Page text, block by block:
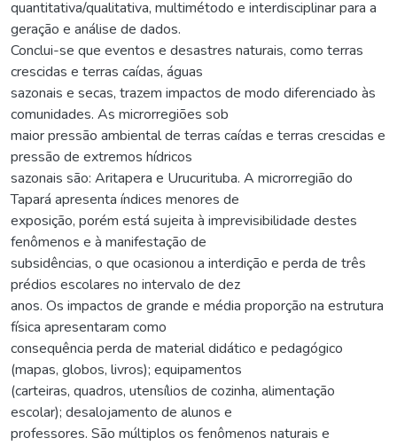
quantitativa/qualitativa, multimétodo e interdisciplinar para a
geração e análise de dados.
Conclui-se que eventos e desastres naturais, como terras
crescidas e terras caídas, águas
sazonais e secas, trazem impactos de modo diferenciado às
comunidades. As microrregiões sob
maior pressão ambiental de terras caídas e terras crescidas e
pressão de extremos hídricos
sazonais são: Aritapera e Urucurituba. A microrregião do
Tapará apresenta índices menores de
exposição, porém está sujeita à imprevisibilidade destes
fenômenos e à manifestação de
subsidências, o que ocasionou a interdição e perda de três
prédios escolares no intervalo de dez
anos. Os impactos de grande e média proporção na estrutura
física apresentaram como
consequência perda de material didático e pedagógico
(mapas, globos, livros); equipamentos
(carteiras, quadros, utensílios de cozinha, alimentação
escolar); desalojamento de alunos e
professores. São múltiplos os fenômenos naturais e